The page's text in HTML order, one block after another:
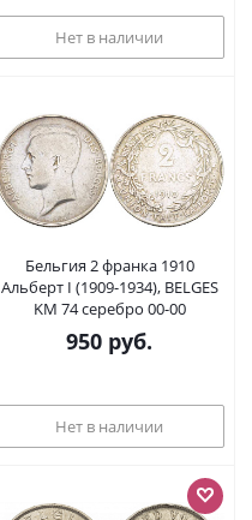
Нет в наличии
Бельгия 2 франка 1910
Альберт I (1909-1934), BELGES
KM 74 серебро 00-00
950 руб.
Нет в наличии